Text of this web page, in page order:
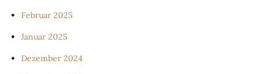
Februar 2025
Januar 2025
Dezember 2024